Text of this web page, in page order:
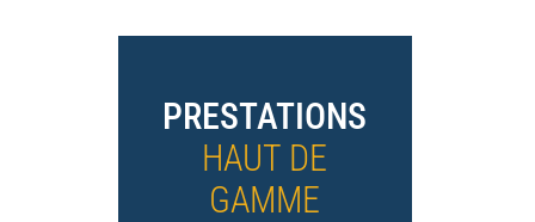
PRESTATIONS
HAUT DE
GAMME